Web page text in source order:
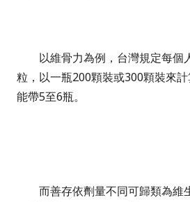
以維骨力為例，台灣規定每個
粒，以一瓶200顆裝或300顆裝來
能帶5至6瓶。
而善存依劑量不同可歸類為維